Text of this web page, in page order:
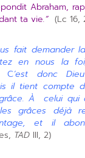
Abraham,
ta vie.” (Lc 16,
fait demander
en nous la
C’est donc
il tient compte
À celui qui
grâces déjà
et il
TAD III, 2)